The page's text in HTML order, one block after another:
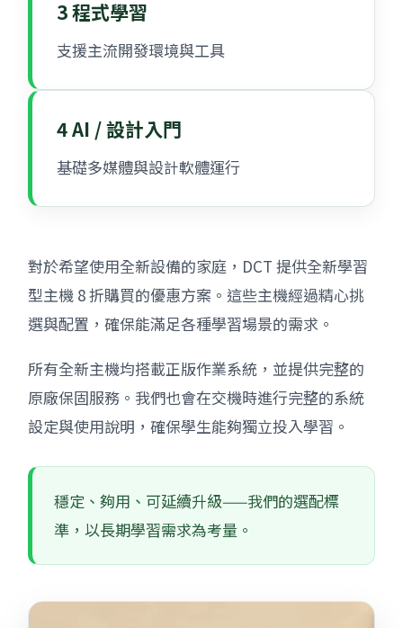
3 程式學習
支援主流開發環境與工具
4 AI / 設計入門
基礎多媒體與設計軟體運行
對於希望使用全新設備的家庭，DCT 提供全新學習
型主機 8 折購買的優惠方案。這些主機經過精心挑
選與配置，確保能滿足各種學習場景的需求。
所有全新主機均搭載正版作業系統，並提供完整的
原廠保固服務。我們也會在交機時進行完整的系統
設定與使用說明，確保學生能夠獨立投入學習。
穩定、夠用、可延續升級——我們的選配標
準，以長期學習需求為考量。